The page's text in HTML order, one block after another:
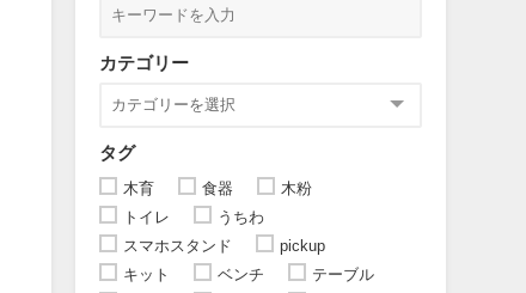
カテゴリー
タグ
木育 食器
木粉
トイレ
うちわ
スマホスタンド
pickup
キット
ベンチ
テーブル